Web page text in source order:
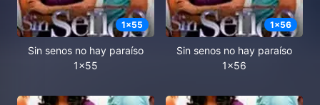
1x55
Sin senos no hay paraíso
1x55
1x56
Sin senos no hay paraíso
1x56